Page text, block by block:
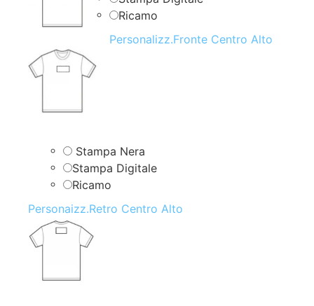
Ricamo
Personalizz.Fronte Centro Alto
Stampa Nera
Stampa Digitale
Ricamo
Personaizz.Retro Centro Alto